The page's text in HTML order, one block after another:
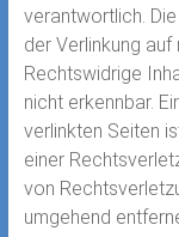
verantwortlich.
der Verlinkung
Rechtswidrige
nicht erkennbar.
verlinkten Seiten
einer
von
umgehend